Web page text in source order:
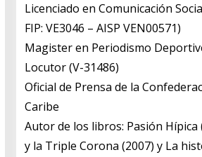
Licenciado en Comunicación
FIP: VE3046 – AISP VEN00571)
​Magister en Periodismo
​Locutor (V-31486)
​Oficial de Prensa de la
Caribe
​Autor de los libros: Pasión Hípica
y la Triple Corona (2007) y La